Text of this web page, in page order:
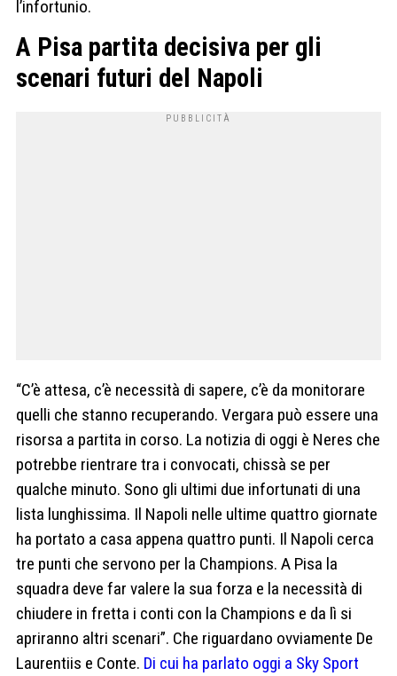
l’infortunio.
A Pisa partita decisiva per gli
scenari futuri del Napoli
“C’è attesa, c’è necessità di sapere, c’è da monitorare
quelli che stanno recuperando. Vergara può essere una
risorsa a partita in corso. La notizia di oggi è Neres che
potrebbe rientrare tra i convocati, chissà se per
qualche minuto. Sono gli ultimi due infortunati di una
lista lunghissima. Il Napoli nelle ultime quattro giornate
ha portato a casa appena quattro punti. Il Napoli cerca
tre punti che servono per la Champions. A Pisa la
squadra deve far valere la sua forza e la necessità di
chiudere in fretta i conti con la Champions e da lì si
apriranno altri scenari”. Che riguardano ovviamente De
Laurentiis e Conte. Di cui ha parlato oggi a Sky Sport